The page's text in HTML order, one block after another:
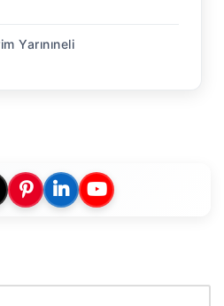
Yarınıneli